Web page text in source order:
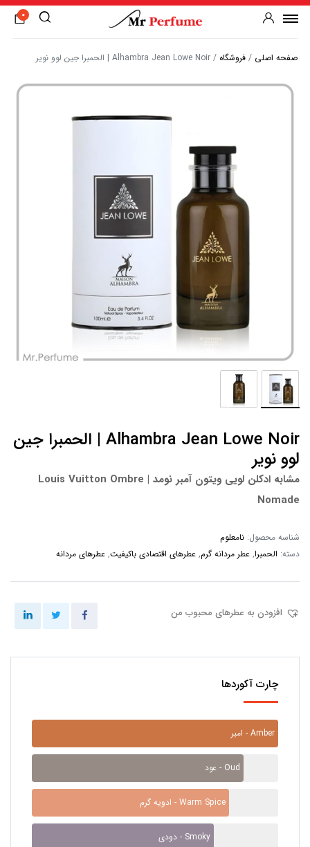
0
صفحه اصلی / فروشگاه / Alhambra Jean Lowe Noir | الحمبرا جین لوو نویر
Alhambra Jean Lowe Noir | الحمبرا جین
لوو نویر
مشابه ادکلن لویی ویتون آمبر نومد | Louis Vuitton Ombre
Nomade
شناسه محصول: نامعلوم
دسته: الحمبرا, عطر مردانه گرم, عطرهای اقتصادی باکیفیت, عطرهای مردانه
افزودن به عطرهای محبوب من
چارت آکوردها
امبر - Amber
عود - Oud
ادویه گرم - Warm Spice
دودی - Smoky